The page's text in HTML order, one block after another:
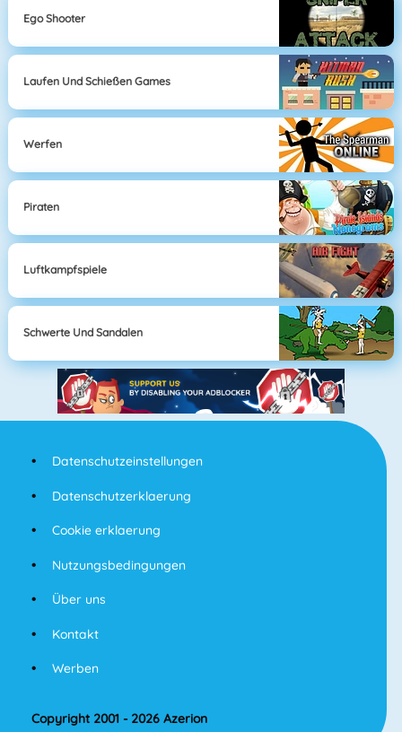
Ego Shooter
Laufen Und Schießen Games
Werfen
Piraten
Luftkampfspiele
Schwerte Und Sandalen
Datenschutzeinstellungen
Datenschutzerklaerung
Cookie erklaerung
Nutzungsbedingungen
Über uns
Kontakt
Werben
Copyright 2001 - 2026 Azerion